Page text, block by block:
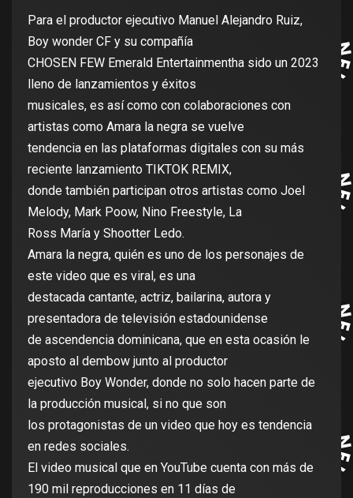
Para el productor ejecutivo Manuel Alejandro Ruiz,
Boy wonder CF y su compañía
CHOSEN FEW Emerald Entertainmentha sido un 2023
lleno de lanzamientos y éxitos
musicales, es así como con colaboraciones con
artistas como Amara la negra se vuelve
tendencia en las plataformas digitales con su más
reciente lanzamiento TIKTOK REMIX,
donde también participan otros artistas como Joel
Melody, Mark Poow, Nino Freestyle, La
Ross María y Shootter Ledo.
Amara la negra, quién es uno de los personajes de
este video que es viral, es una
destacada cantante, actriz, bailarina, autora y
presentadora de televisión estadounidense
de ascendencia dominicana, que en esta ocasión le
aposto al dembow junto al productor
ejecutivo Boy Wonder, donde no solo hacen parte de
la producción musical, si no que son
los protagonistas de un video que hoy es tendencia
en redes sociales.
El video musical que en YouTube cuenta con más de
190 mil reproducciones en 11 días de